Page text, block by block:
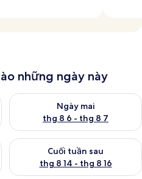
những ngày này
thg 8 5 - thg 8 6
Ngày mai
thg 8 6 - thg 8 7
Kiểm tra lượng phòng ngày
này từ thg 8 7 - thg 8 9
Cuối tuần sau
thg 8 14 - thg 8 16
Kiểm tra lượng phòng cuối